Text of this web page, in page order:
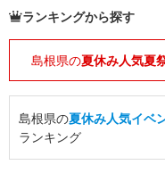
ランキングから探す
島根県の夏休み人気夏
島根県の夏休み人気イベ
ランキング